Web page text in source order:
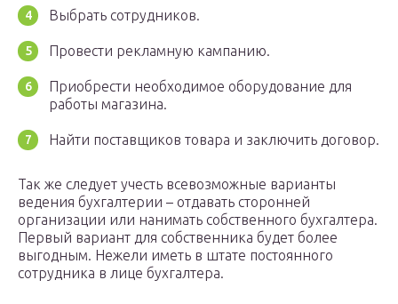
Выбрать сотрудников.
Провести рекламную кампанию.
Приобрести необходимое оборудование для
работы магазина.
Найти поставщиков товара и заключить договор.
Так же следует учесть всевозможные варианты
ведения бухгалтерии – отдавать сторонней
организации или нанимать собственного бухгалтера.
Первый вариант для собственника будет более
выгодным. Нежели иметь в штате постоянного
сотрудника в лице бухгалтера.